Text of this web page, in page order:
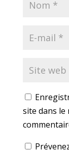
site dans